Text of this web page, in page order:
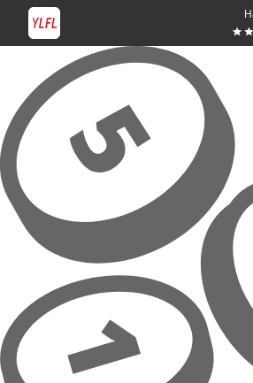
Hoppa till huvudinnehåll